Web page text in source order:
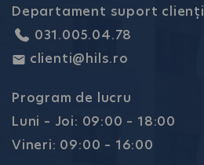
Departament suport clienți
031.005.04.78
clienti@hils.ro
Program de lucru
Luni – Joi: 09:00 – 18:00
Vineri: 09:00 – 16:00